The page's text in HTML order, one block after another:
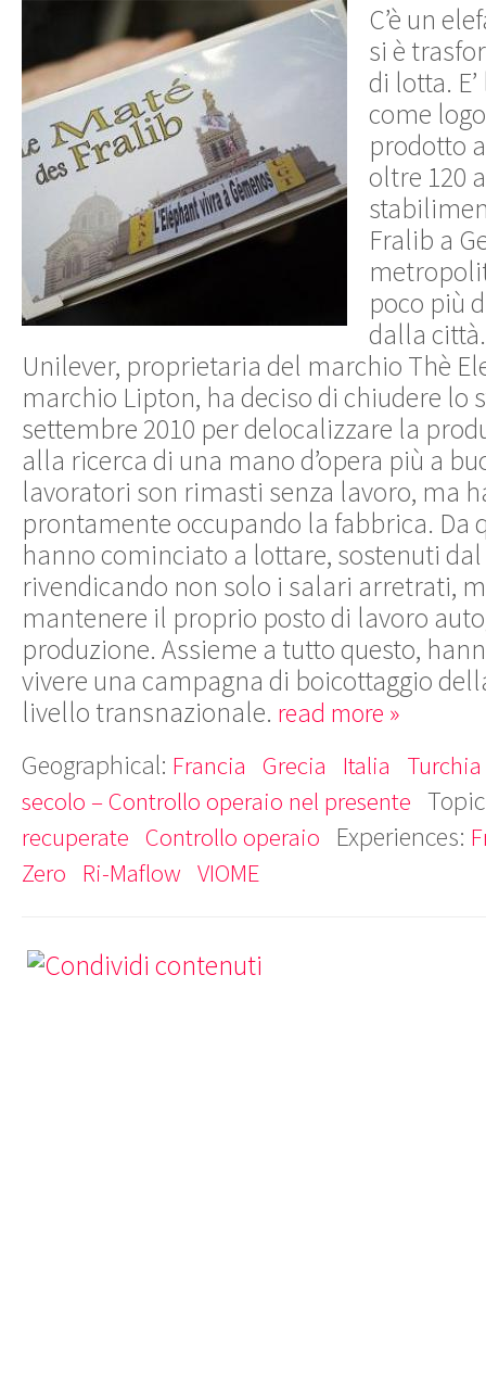
C’è un
si è
di lotta.
come
prodotto
oltre 120
Fralib a
poco più
dalla
Unilever, proprietaria del marchio Thè
marchio Lipton, ha deciso di chiudere lo
settembre 2010 per delocalizzare la
alla ricerca di una mano d’opera più a
lavoratori son rimasti senza lavoro, ma
prontamente occupando la fabbrica. Da
hanno cominciato a lottare, sostenuti
rivendicando non solo i salari arretrati,
mantenere il proprio posto di lavoro
produzione. Assieme a tutto questo,
vivere una campagna di boicottaggio
livello transnazionale. read more »
Geographical: Francia Grecia Italia
Turchia
secolo – Controllo operaio nel presente
recuperate Controllo operaio Experiences:
Zero Ri-Maflow VIOME